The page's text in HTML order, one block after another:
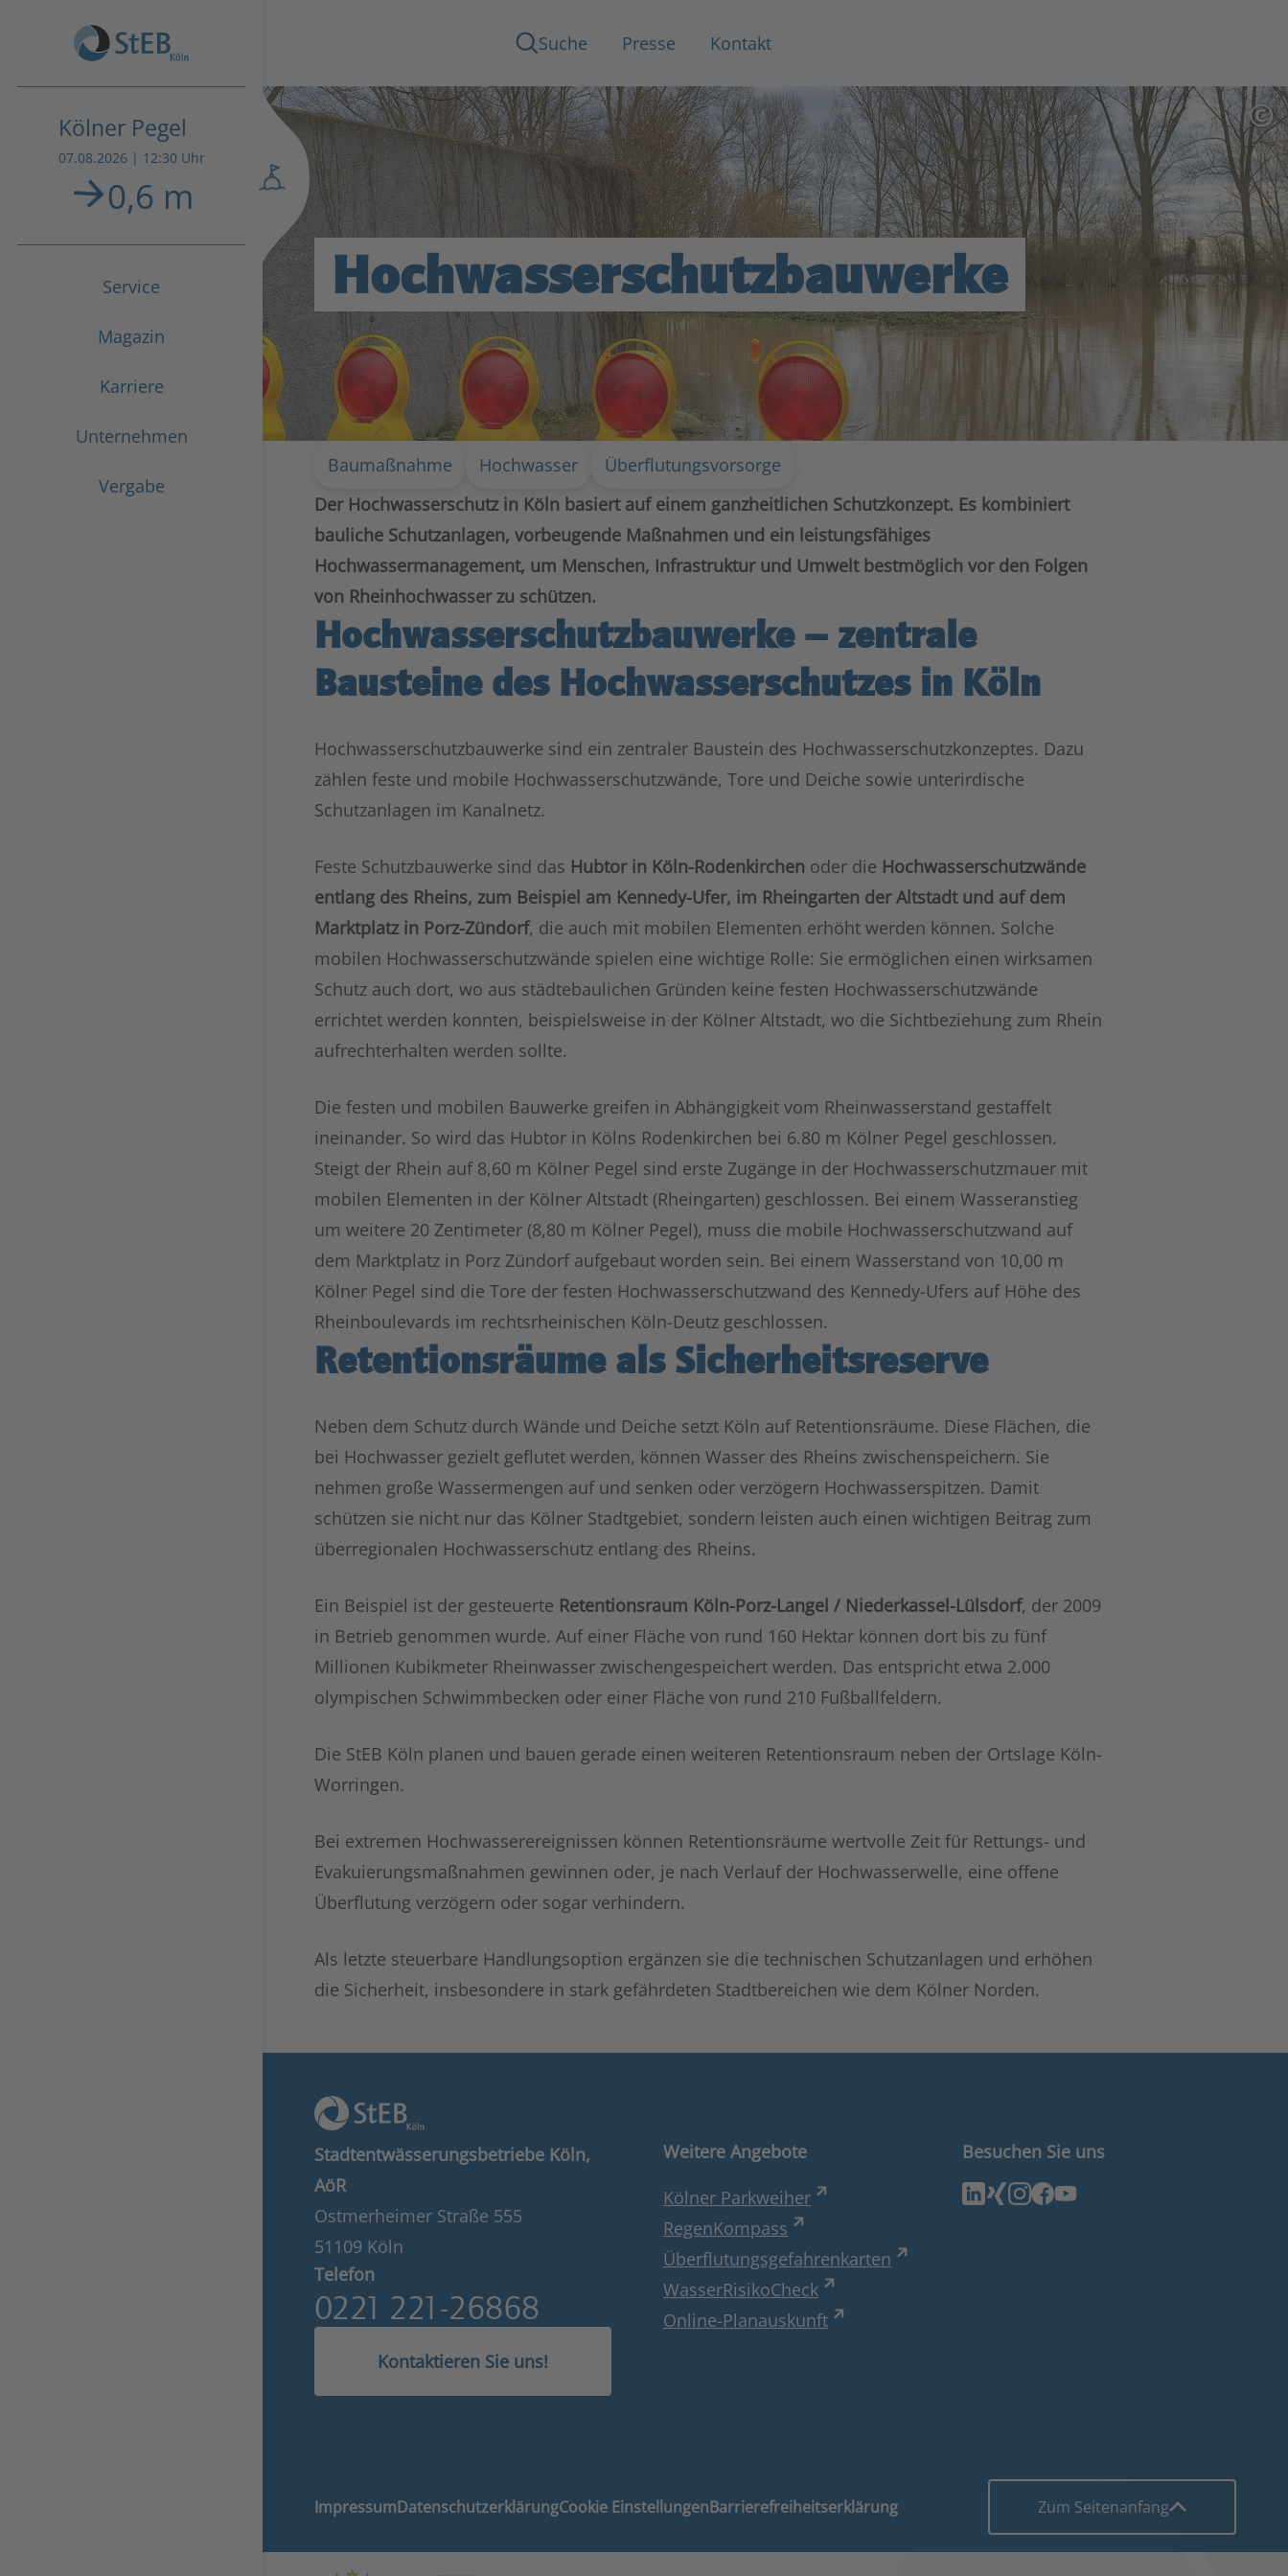
Suche Presse Kontakt
Kölner Pegel
07.08.2026 | 12:30 Uhr
0,6 m
Service
Magazin
Karriere
Unternehmen
Vergabe
Hochwasserschutz­bauwerke
©
Baumaßnahme Hochwasser
Überflutungsvorsorge
Der Hochwasserschutz in Köln basiert auf einem ganzheitlichen Schutzkonzept. Es kombiniert
bauliche Schutzanlagen, vorbeugende Maßnahmen und ein leistungsfähiges
Hochwassermanagement, um Menschen, Infrastruktur und Umwelt bestmöglich vor den Folgen
von Rheinhochwasser zu schützen.
Hochwasserschutz­bauwerke – zentrale
Bausteine des Hochwasserschutzes in Köln
Hochwasserschutzbauwerke sind ein zentraler Baustein des Hochwasserschutzkonzeptes. Dazu
zählen feste und mobile Hochwasserschutzwände, Tore und Deiche sowie unterirdische
Schutzanlagen im Kanalnetz.
Feste Schutzbauwerke sind das Hubtor in Köln-Rodenkirchen oder die Hochwasserschutzwände
entlang des Rheins, zum Beispiel am Kennedy-Ufer, im Rheingarten der Altstadt und auf dem
Marktplatz in Porz-Zündorf, die auch mit mobilen Elementen erhöht werden können. Solche
mobilen Hochwasserschutzwände spielen eine wichtige Rolle: Sie ermöglichen einen wirksamen
Schutz auch dort, wo aus städtebaulichen Gründen keine festen Hochwasserschutzwände
errichtet werden konnten, beispielsweise in der Kölner Altstadt, wo die Sichtbeziehung zum Rhein
aufrechterhalten werden sollte.
Die festen und mobilen Bauwerke greifen in Abhängigkeit vom Rheinwasserstand gestaffelt
ineinander. So wird das Hubtor in Kölns Rodenkirchen bei 6.80 m Kölner Pegel geschlossen.
Steigt der Rhein auf 8,60 m Kölner Pegel sind erste Zugänge in der Hochwasserschutzmauer mit
mobilen Elementen in der Kölner Altstadt (Rheingarten) geschlossen. Bei einem Wasseranstieg
um weitere 20 Zentimeter (8,80 m Kölner Pegel), muss die mobile Hochwasserschutzwand auf
dem Marktplatz in Porz Zündorf aufgebaut worden sein. Bei einem Wasserstand von 10,00 m
Kölner Pegel sind die Tore der festen Hochwasserschutzwand des Kennedy-Ufers auf Höhe des
Rheinboulevards im rechtsrheinischen Köln-Deutz geschlossen.
Retentionsräume als Sicherheitsreserve
Neben dem Schutz durch Wände und Deiche setzt Köln auf Retentionsräume. Diese Flächen, die
bei Hochwasser gezielt geflutet werden, können Wasser des Rheins zwischenspeichern. Sie
nehmen große Wassermengen auf und senken oder verzögern Hochwasserspitzen. Damit
schützen sie nicht nur das Kölner Stadtgebiet, sondern leisten auch einen wichtigen Beitrag zum
überregionalen Hochwasserschutz entlang des Rheins.
Ein Beispiel ist der gesteuerte Retentionsraum Köln-Porz-Langel / Niederkassel-Lülsdorf, der 2009
in Betrieb genommen wurde. Auf einer Fläche von rund 160 Hektar können dort bis zu fünf
Millionen Kubikmeter Rheinwasser zwischengespeichert werden. Das entspricht etwa 2.000
olympischen Schwimmbecken oder einer Fläche von rund 210 Fußballfeldern.
Die StEB Köln planen und bauen gerade einen weiteren Retentionsraum neben der Ortslage Köln-
Worringen.
Bei extremen Hochwasserereignissen können Retentionsräume wertvolle Zeit für Rettungs- und
Evakuierungsmaßnahmen gewinnen oder, je nach Verlauf der Hochwasserwelle, eine offene
Überflutung verzögern oder sogar verhindern.
Als letzte steuerbare Handlungsoption ergänzen sie die technischen Schutzanlagen und erhöhen
die Sicherheit, insbesondere in stark gefährdeten Stadtbereichen wie dem Kölner Norden.
Stadtentwässerungsbetriebe Köln,
AöR
Ostmerheimer Straße 555
51109 Köln
Telefon
0221 221-26868
Kontaktieren Sie uns!
Weitere Angebote
Kölner Parkweiher
RegenKompass
Überflutungsgefahrenkarten
WasserRisikoCheck
Online-Planauskunft
Besuchen Sie uns
ImpressumDatenschutzerklärungCookie EinstellungenBarrierefreiheitserklärung Zum Seitenanfang